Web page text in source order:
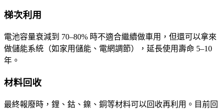
梯次利用
電池容量衰減到 70–80% 時不適合繼續做車用，但還可以拿來
做儲能系統（如家用儲能、電網調節），延長使用壽命 5–10
年。
材料回收
最終報廢時，鋰、鈷、鎳、銅等材料可以回收再利用。目前回